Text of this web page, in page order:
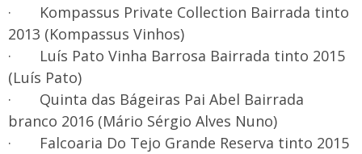
· Kompassus Private Collection Bairrada tinto
2013 (Kompassus Vinhos)
· Luís Pato Vinha Barrosa Bairrada tinto 2015
(Luís Pato)
· Quinta das Bágeiras Pai Abel Bairrada
branco 2016 (Mário Sérgio Alves Nuno)
· Falcoaria Do Tejo Grande Reserva tinto 2015